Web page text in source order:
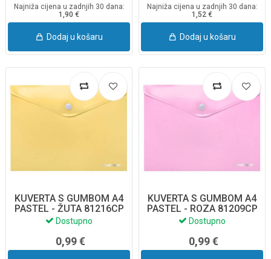
Najniža cijena u zadnjih 30 dana:
1,90 €
Dodaj u košaru
Najniža cijena u zadnjih 30 dana:
1,52 €
Dodaj u košaru
KUVERTA S GUMBOM A4
PASTEL - ŽUTA 81216CP
Dostupno
0,99 €
KUVERTA S GUMBOM A4
PASTEL - ROZA 81209CP
Dostupno
0,99 €